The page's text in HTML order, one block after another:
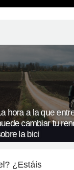
hora a la que
cambiar tu
la bici
¿Estáis